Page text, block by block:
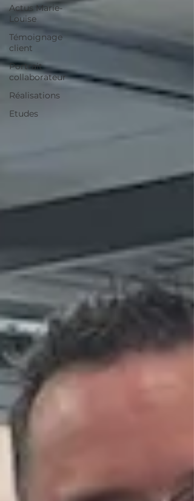
Actus Marie-
Louise
Témoignage
client
Portrait
collaborateur
Réalisations
Etudes